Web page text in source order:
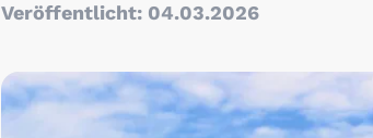
Veröffentlicht: 04.03.2026